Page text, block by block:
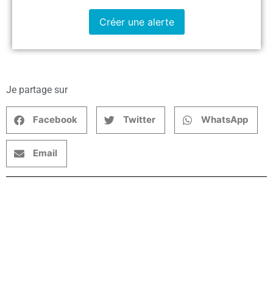
Créer une alerte
Je partage sur
Facebook Twitter WhatsApp
Email